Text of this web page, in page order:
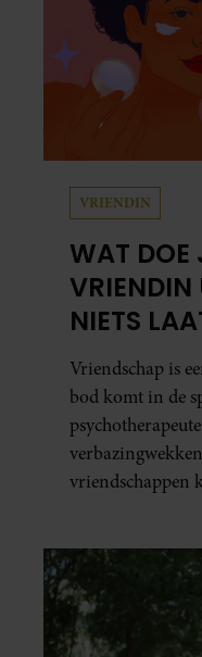
VRIENDIN
WAT DOE
VRIENDIN
NIETS
MARTINE
Vriendschap is
bod komt in de
vriendschappen